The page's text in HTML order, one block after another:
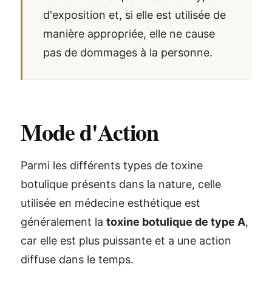
d'exposition et, si elle est utilisée de
manière appropriée, elle ne cause
pas de dommages à la personne.
Mode d'Action
Parmi les différents types de toxine
botulique présents dans la nature, celle
utilisée en médecine esthétique est
généralement la toxine botulique de type A,
car elle est plus puissante et a une action
diffuse dans le temps.